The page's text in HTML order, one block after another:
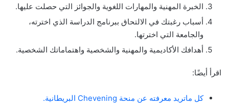
الخبرة المهنية والمهارات اللغوية والجوائز التي حصلت عليها.
أسباب رغبتك في الالتحاق ببرنامج الدراسة الذي اخترته،
والجامعة التي اخترتها.
أهدافك الأكاديمية والمهنية والشخصية واهتماماتك الشخصية.
اقرأ أيضًا:
كل ماتريد معرفته عن منحة Chevening البريطانية.